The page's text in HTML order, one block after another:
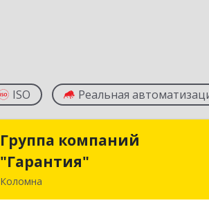
ISO Реальная
Группа компаний
"Гарантия"
Коломна
Группа компаний